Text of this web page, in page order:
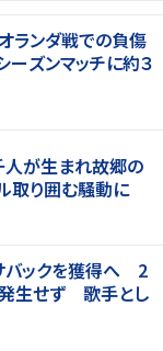
ンダ戦での負傷
ーズンマッチに約３
人が生まれ故郷の
取り囲む騒動に
バックを獲得へ 2
生せず 歌手とし